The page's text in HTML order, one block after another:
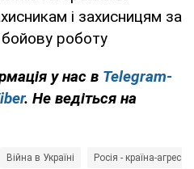
і захисницям за
роботу
у нас в Telegram-
. Не ведіться на
Війна в Україні Росія - країна-агресор